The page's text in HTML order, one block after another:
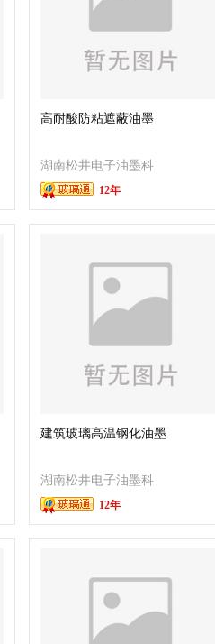
高耐酸防粘遮蔽油墨
湖南松井电子油墨科
技有限公司12年
建筑玻璃高温钢化油墨
湖南松井电子油墨科
技有限公司12年